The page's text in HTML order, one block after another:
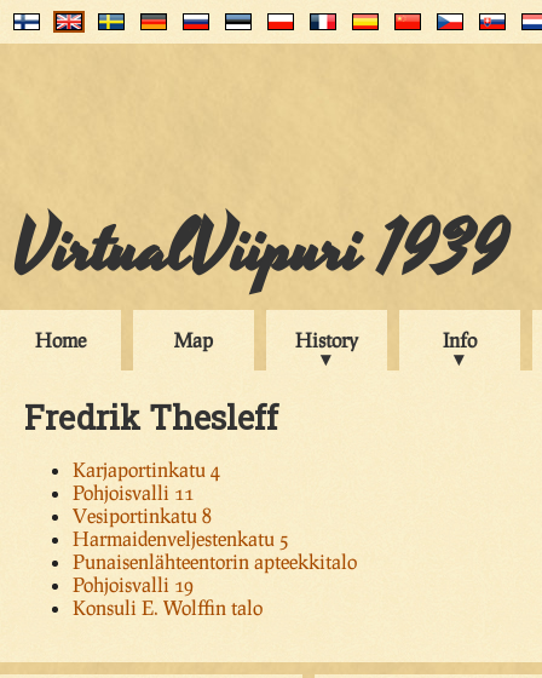
VirtualViipuri 1939
Home Map History Info
Fredrik Thesleff
Karjaportinkatu 4
Pohjoisvalli 11
Vesiportinkatu 8
Harmaidenveljestenkatu 5
Punaisenlähteentorin apteekkitalo
Pohjoisvalli 19
Konsuli E. Wolffin talo